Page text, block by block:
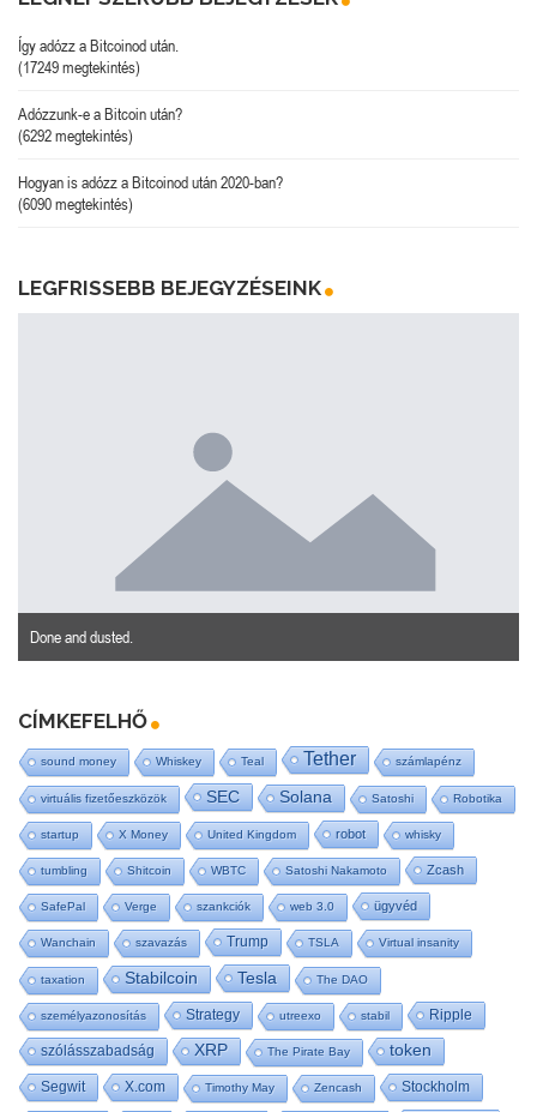
Így adózz a Bitcoinod után.
(17249 megtekintés)
Adózzunk-e a Bitcoin után?
(6292 megtekintés)
Hogyan is adózz a Bitcoinod után 2020-ban?
(6090 megtekintés)
LEGFRISSEBB BEJEGYZÉSEINK
Done and dusted.
CÍMKEFELHŐ
sound money Whiskey Teal Tether számlapénz
virtuális fizetőeszközök SEC Solana Satoshi Robotika
startup X Money United Kingdom robot whisky
tumbling Shitcoin WBTC Satoshi Nakamoto Zcash
SafePal Verge szankciók web 3.0 ügyvéd
Wanchain szavazás Trump TSLA Virtual insanity
taxation Stabilcoin Tesla The DAO
személyazonosítás Strategy utreexo stabil Ripple
szólásszabadság XRP The Pirate Bay token
Segwit X.com Timothy May Zencash Stockholm